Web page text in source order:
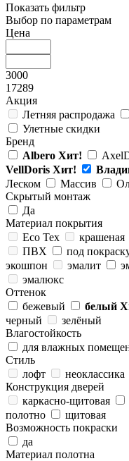
Показать фильтр
Выбор по параметрам
Цена
3000
17289
Акция
Летняя распродажа
Улетные скидки
Бренд
Albero Хит!
VellDoris Хит!
Леском
Массив
Скрытый монтаж
Да
Материал покрытия
Eco Tex
крашеная
ПВХ
под
экошпон
эмалит
эмалюкс
Оттенок
бежевый
белый
черный
зелёный
Влагостойкость
для влажных
Стиль
лофт
неоклассика
Конструкция дверей
каркасно-щитовая
полотно
щитовая
Возможность покраски
да
Материал полотна